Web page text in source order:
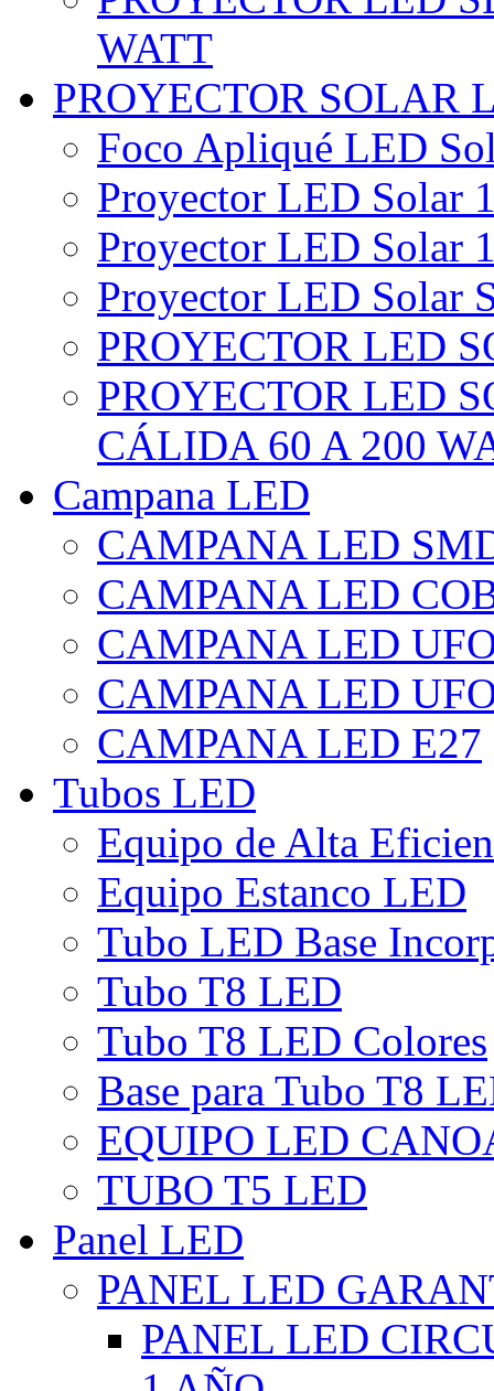
WATT
PROYECTOR SOLAR
Foco Apliqué LED
Proyector LED Solar
Proyector LED Solar
Proyector LED Solar
PROYECTOR LED
PROYECTOR LED
CÁLIDA 60 A 200
Campana LED
CAMPANA LED
CAMPANA LED
CAMPANA LED
CAMPANA LED
CAMPANA LED E27
Tubos LED
Equipo de Alta
Equipo Estanco LED
Tubo LED Base
Tubo T8 LED
Tubo T8 LED Colores
Base para Tubo T8
EQUIPO LED
TUBO T5 LED
Panel LED
PANEL LED
PANEL LED